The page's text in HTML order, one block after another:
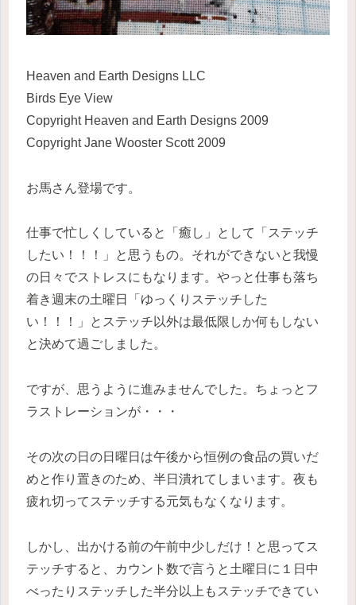
Heaven and Earth Designs LLC
Birds Eye View
Copyright Heaven and Earth Designs 2009
Copyright Jane Wooster Scott 2009
お馬さん登場です。
仕事で忙しくしていると「癒し」として「ステッチ
したい！！！」と思うもの。それができないと我慢
の日々でストレスにもなります。やっと仕事も落ち
着き週末の土曜日「ゆっくりステッチした
い！！！」とステッチ以外は最低限しか何もしない
と決めて過ごしました。
ですが、思うように進みませんでした。ちょっとフ
ラストレーションが・・・
その次の日の日曜日は午後から恒例の食品の買いだ
めと作り置きのため、半日潰れてしまいます。夜も
疲れ切ってステッチする元気もなくなります。
しかし、出かける前の午前中少しだけ！と思ってス
テッチすると、カウント数で言うと土曜日に１日中
べったりステッチした半分以上もステッチできてい